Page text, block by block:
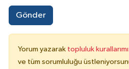
Gönder
Yorum yazarak topluluk
ve tüm sorumluluğu